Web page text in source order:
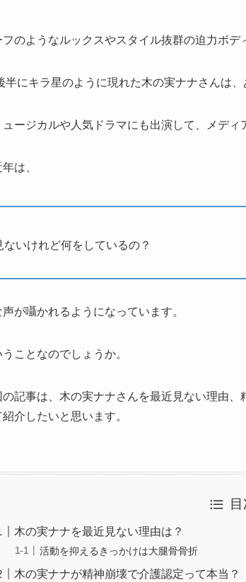
フのようなルックスやスタイル抜群の迫力ボデ
半にキラ星のように現れた木の実ナナさんは
ージカルや人気ドラマにも出演して、メディ
は、
ないけれど何をしているの？
が囁かれるようになっています。
ことなのでしょうか。
の記事は、木の実ナナさんを最近見ない理由
介したいと思います。
木の実ナナを最近見ない理由は？
活動を抑えるきっかけは大腿骨骨折
木の実ナナが精神崩壊で介護認定って本当？